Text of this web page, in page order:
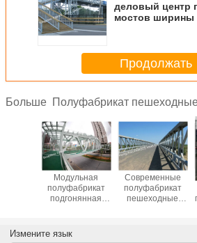
деловый центр
мостов ширины
Продолжать
Больше Полуфабрикат
Модульная
полуфабрикат
подгонянная
К345Б
пешеходных
Современные
полуфабрикат
пешеходные
Фоотбридге
Измените язык